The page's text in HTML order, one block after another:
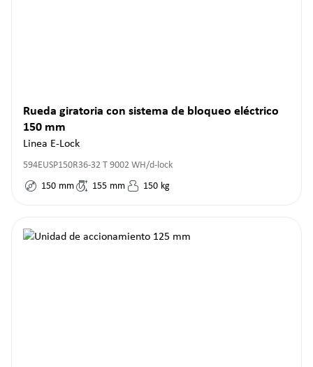
Rueda giratoria con sistema de bloqueo eléctrico
150 mm
Linea E-Lock
594EUSP150R36-32 T 9002 WH/d-lock
150 mm 155 mm 150 kg